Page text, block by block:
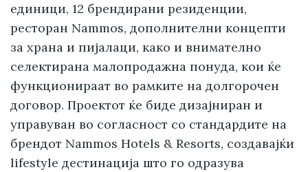
единици, 12 брендирани резиденции,
ресторан Nammos, дополнителни концепти
за храна и пијалаци, како и внимателно
селектирана малопродажна понуда, кои ќе
функционираат во рамките на долгорочен
договор. Проектот ќе биде дизајниран и
управуван во согласност со стандардите на
брендот Nammos Hotels & Resorts, создавајќи
lifestyle дестинација што го одразува